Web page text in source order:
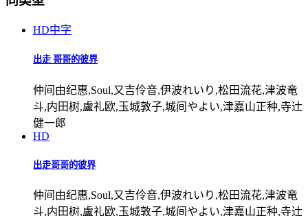
HD中字
出走 哥哥的彼界
仲间由纪惠,Soul,又吉伶音,伊波れいり,松田流花,津波竜
斗,内田树,盧礼欧,玉城敦子,城间やよい,津嘉山正种,寺辻
健一郎
HD
出走哥哥的彼界
仲间由纪惠,Soul,又吉伶音,伊波れいり,松田流花,津波竜
斗,内田树,盧礼欧,玉城敦子,城间やよい,津嘉山正种,寺辻